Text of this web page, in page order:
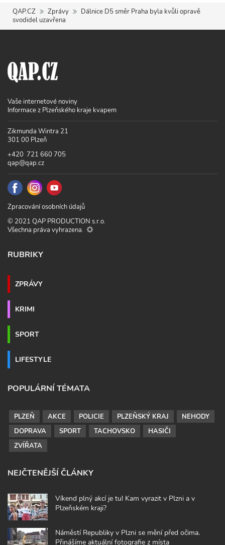
QAP.CZ Zprávy
Dálnice D5 směr Praha byla kvůli opravě
svodidel uzavřena
Vaše internetové noviny
Informace z Plzeňského kraje kvapem
Zikmunda Wintra 21
301 00 Plzeň
+420 721 660 705
qap@qap.cz
Zpracování osobních údajů
© 2021 QAP PRODUCTION s.r.o.
Všechna práva vyhrazena.
RUBRIKY
ZPRÁVY
KRIMI
SPORT
LIFESTYLE
POPULÁRNÍ TÉMATA
PLZEŇ AKCE POLICIE PLZEŇSKÝ KRAJ
NEHODY
DOPRAVA
SPORT TACHOVSKO
HASIČI
ZVÍŘATA
NEJČTENĚJŠÍ ČLÁNKY
Víkend plný akcí je tu! Kam vyrazit v Plzni a v
Plzeňském kraji?
Náměstí Republiky v Plzni se mění před očima.
Přinášíme aktuální fotografie z místa